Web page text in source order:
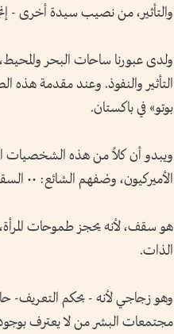
والتأثير، من نصيب سيدة أخرى -
ولدى عبورنا ساحات البحر
التأثير والنفوذ. وعند مقدمة هذه
بوتو» في باكستان.
ويبدو أن كلاً من هذه الشخصيات
الأميركيون، وصْفهم الشائع: ••
هو سقف، لأنه يحجز طموحات
الذات.
وهو زجاجي لأنه - بحكم التعريف-
مجتمعات البشر من لا يعترف